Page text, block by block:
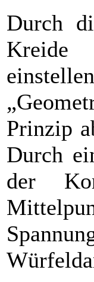
Durch
Kreide
Prinzip
Durch
der